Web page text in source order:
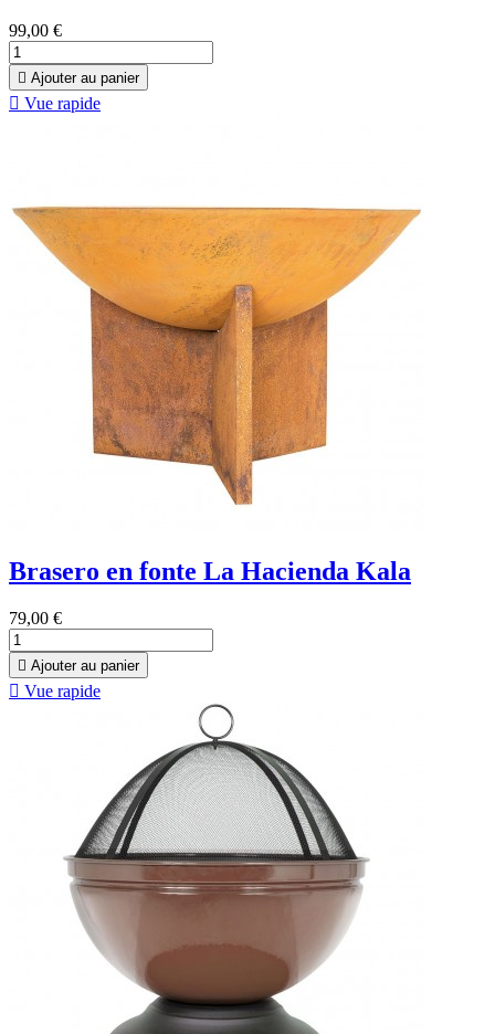
99,00 €
 Ajouter au panier
 Vue rapide
Brasero en fonte La Hacienda Kala
79,00 €
 Ajouter au panier
 Vue rapide